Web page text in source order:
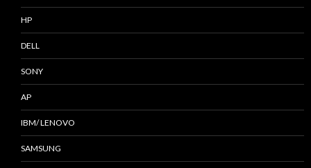
HP
DELL
SONY
AP
IBM/ LENOVO
SAMSUNG